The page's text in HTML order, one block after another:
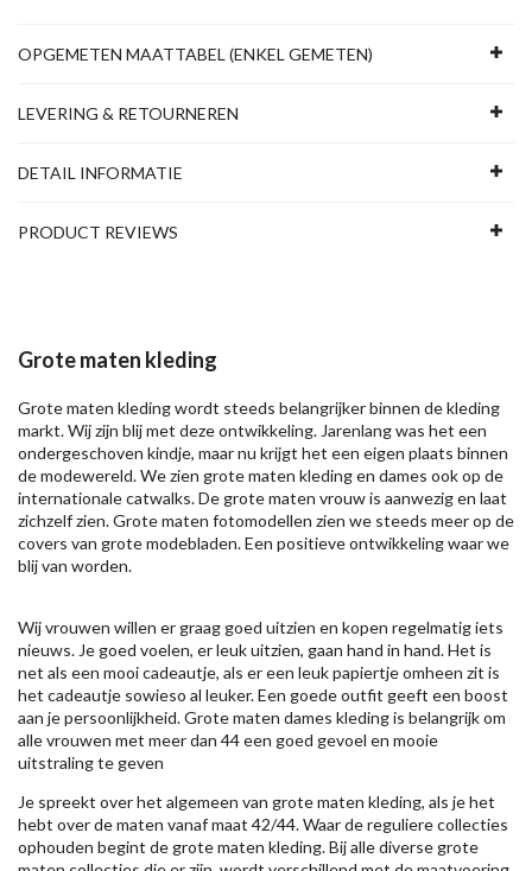
OPGEMETEN MAATTABEL (ENKEL GEMETEN)
LEVERING & RETOURNEREN
DETAIL INFORMATIE
PRODUCT REVIEWS
Grote maten kleding
Grote maten kleding wordt steeds belangrijker binnen de kleding
markt. Wij zijn blij met deze ontwikkeling. Jarenlang was het een
ondergeschoven kindje, maar nu krijgt het een eigen plaats binnen
de modewereld. We zien grote maten kleding en dames ook op de
internationale catwalks. De grote maten vrouw is aanwezig en laat
zichzelf zien. Grote maten fotomodellen zien we steeds meer op de
covers van grote modebladen. Een positieve ontwikkeling waar we
blij van worden.
Wij vrouwen willen er graag goed uitzien en kopen regelmatig iets
nieuws. Je goed voelen, er leuk uitzien, gaan hand in hand. Het is
net als een mooi cadeautje, als er een leuk papiertje omheen zit is
het cadeautje sowieso al leuker. Een goede outfit geeft een boost
aan je persoonlijkheid. Grote maten dames kleding is belangrijk om
alle vrouwen met meer dan 44 een goed gevoel en mooie
uitstraling te geven
Je spreekt over het algemeen van grote maten kleding, als je het
hebt over de maten vanaf maat 42/44. Waar de reguliere collecties
ophouden begint de grote maten kleding. Bij alle diverse grote